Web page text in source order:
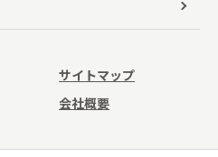
サイトマップ
会社概要